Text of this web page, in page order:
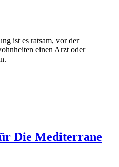
ist es ratsam, vor der
einen Arzt oder
Die Mediterrane